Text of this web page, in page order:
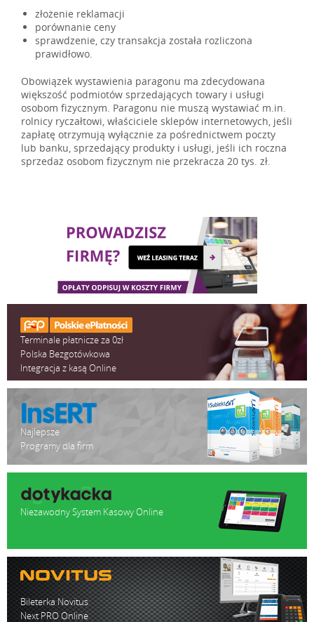
złożenie reklamacji
porównanie ceny
sprawdzenie, czy transakcja została rozliczona
prawidłowo.
Obowiązek wystawienia paragonu ma zdecydowana
większość podmiotów sprzedających towary i usługi
osobom fizycznym. Paragonu nie muszą wystawiać m.in.
rolnicy ryczałtowi, właściciele sklepów internetowych, jeśli
zapłatę otrzymują wyłącznie za pośrednictwem poczty
lub banku, sprzedający produkty i usługi, jeśli ich roczna
sprzedaż osobom fizycznym nie przekracza 20 tys. zł.
Terminale płatnicze za 0zł
Polska Bezgotówkowa
Integracja z kasą Online
Najlepsze
Programy dla firm
Niezawodny System Kasowy Online
Bileterka Novitus
Next PRO Online